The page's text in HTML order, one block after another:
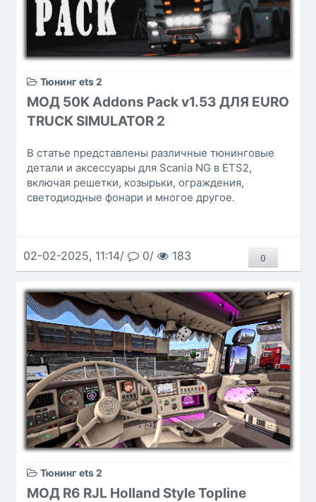
Тюнинг ets 2
МОД 50K Addons Pack v1.53 ДЛЯ EURO
TRUCK SIMULATOR 2
В статье представлены различные тюнинговые
детали и аксессуары для Scania NG в ETS2,
включая решетки, козырьки, ограждения,
светодиодные фонари и многое другое.
02-02-2025, 11:14/ 0/ 183 0
Тюнинг ets 2
МОД R6 RJL Holland Style Topline